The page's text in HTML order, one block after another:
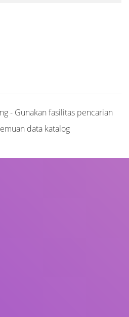
- Gunakan fasilitas pencarian
data katalog